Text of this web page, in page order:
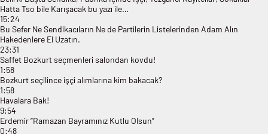
Hatta Tso bile Karışacak bu yazı ile…
15:24
Bu Sefer Ne Sendikacıların Ne de Partilerin Listelerinden Adam Alın
Hakedenlere El Uzatın.
23:31
Saffet Bozkurt seçmenleri salondan kovdu!
1:58
Bozkurt seçilince işçi alımlarına kim bakacak?
1:58
Havalara Bak!
9:54
Erdemir “Ramazan Bayramınız Kutlu Olsun”
0:48